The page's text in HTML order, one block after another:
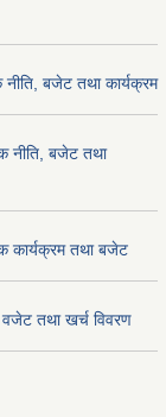
बजेट तथा कार्यक्रम
नीति, बजेट तथा
कार्यक्रम तथा बजेट
तथा खर्च विवरण